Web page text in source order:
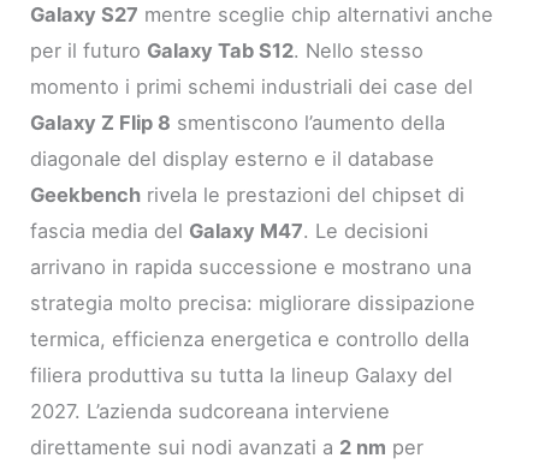
Galaxy S27 mentre sceglie chip alternativi anche
per il futuro Galaxy Tab S12. Nello stesso
momento i primi schemi industriali dei case del
Galaxy Z Flip 8 smentiscono l’aumento della
diagonale del display esterno e il database
Geekbench rivela le prestazioni del chipset di
fascia media del Galaxy M47. Le decisioni
arrivano in rapida successione e mostrano una
strategia molto precisa: migliorare dissipazione
termica, efficienza energetica e controllo della
filiera produttiva su tutta la lineup Galaxy del
2027. L’azienda sudcoreana interviene
direttamente sui nodi avanzati a 2 nm per